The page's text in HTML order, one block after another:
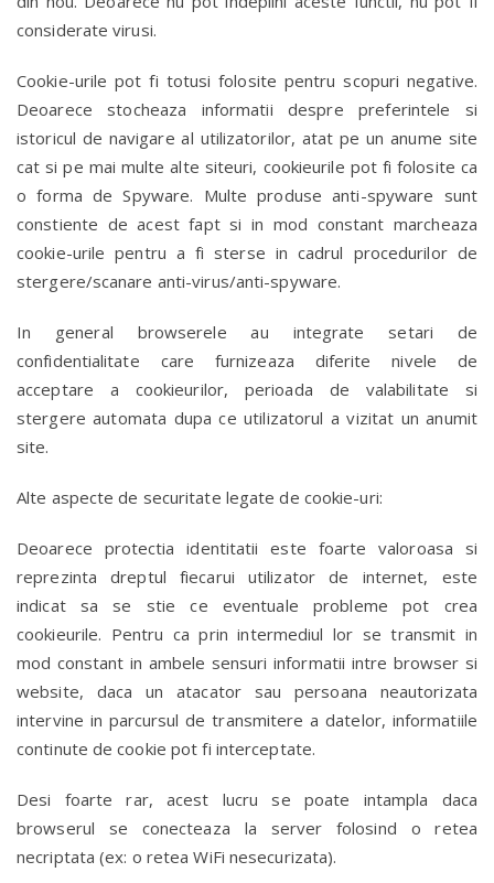
considerate virusi.
Cookie-urile pot fi totusi folosite pentru scopuri negative.
Deoarece stocheaza informatii despre preferintele si
istoricul de navigare al utilizatorilor, atat pe un anume site
cat si pe mai multe alte siteuri, cookieurile pot fi folosite ca
o forma de Spyware. Multe produse anti-spyware sunt
constiente de acest fapt si in mod constant marcheaza
cookie-urile pentru a fi sterse in cadrul procedurilor de
stergere/scanare anti-virus/anti-spyware.
In general browserele au integrate setari de
confidentialitate care furnizeaza diferite nivele de
acceptare a cookieurilor, perioada de valabilitate si
stergere automata dupa ce utilizatorul a vizitat un anumit
site.
Alte aspecte de securitate legate de cookie-uri:
Deoarece protectia identitatii este foarte valoroasa si
reprezinta dreptul fiecarui utilizator de internet, este
indicat sa se stie ce eventuale probleme pot crea
cookieurile. Pentru ca prin intermediul lor se transmit in
mod constant in ambele sensuri informatii intre browser si
website, daca un atacator sau persoana neautorizata
intervine in parcursul de transmitere a datelor, informatiile
continute de cookie pot fi interceptate.
Desi foarte rar, acest lucru se poate intampla daca
browserul se conecteaza la server folosind o retea
necriptata (ex: o retea WiFi nesecurizata).